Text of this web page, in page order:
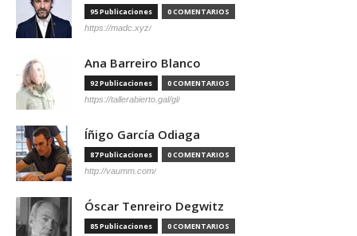
95 Publicaciones 0 COMENTARIOS
https://madc.xyz/
Ana Barreiro Blanco
92 Publicaciones 0 COMENTARIOS
https://tallerabierto.gal/gl/
Íñigo García Odiaga
87 Publicaciones 0 COMENTARIOS
http://vaumm.com/
Óscar Tenreiro Degwitz
85 Publicaciones 0 COMENTARIOS